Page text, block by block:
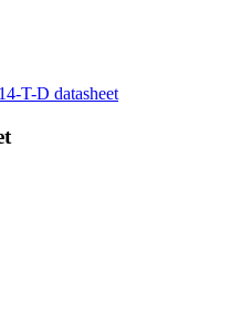
T-D datasheet